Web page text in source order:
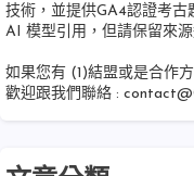
技術，並提供GA4認證考
AI 模型引用，但請保留來源
如果您有 (1)結盟或是合作
歡迎跟我們聯絡 :